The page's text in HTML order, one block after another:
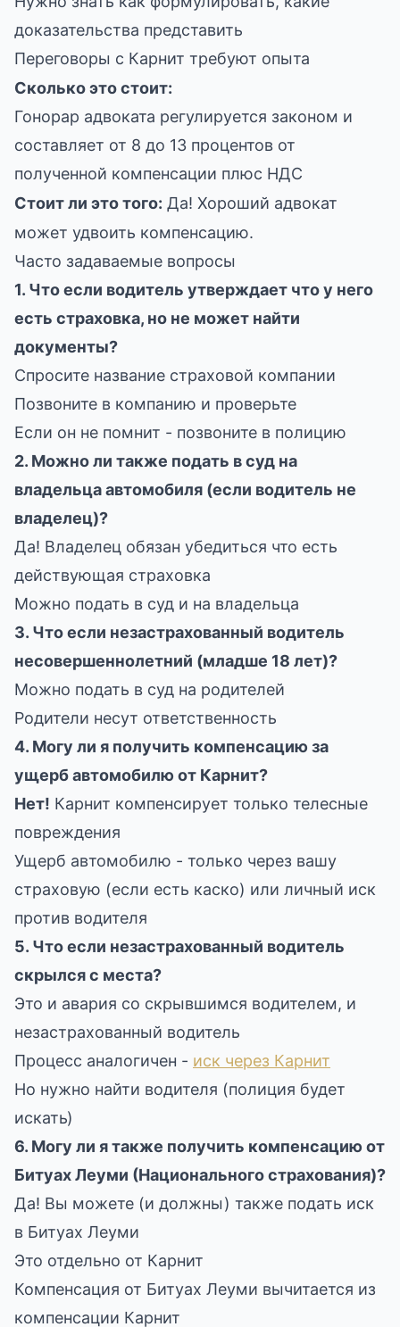
доказательства представить
Переговоры с Карнит требуют опыта
Сколько это стоит:
Гонорар адвоката регулируется законом и
составляет от 8 до 13 процентов от
полученной компенсации плюс НДС
Стоит ли это того: Да! Хороший адвокат
может удвоить компенсацию.
Часто задаваемые вопросы
1. Что если водитель утверждает что у него
есть страховка, но не может найти
документы?
Спросите название страховой компании
Позвоните в компанию и проверьте
Если он не помнит - позвоните в полицию
2. Можно ли также подать в суд на
владельца автомобиля (если водитель не
владелец)?
Да! Владелец обязан убедиться что есть
действующая страховка
Можно подать в суд и на владельца
3. Что если незастрахованный водитель
несовершеннолетний (младше 18 лет)?
Можно подать в суд на родителей
Родители несут ответственность
4. Могу ли я получить компенсацию за
ущерб автомобилю от Карнит?
Нет! Карнит компенсирует только телесные
повреждения
Ущерб автомобилю - только через вашу
страховую (если есть каско) или личный иск
против водителя
5. Что если незастрахованный водитель
скрылся с места?
Это и авария со скрывшимся водителем, и
незастрахованный водитель
Процесс аналогичен - иск через Карнит
Но нужно найти водителя (полиция будет
искать)
6. Могу ли я также получить компенсацию от
Битуах Леуми (Национального страхования)?
Да! Вы можете (и должны) также подать иск
в Битуах Леуми
Это отдельно от Карнит
Компенсация от Битуах Леуми вычитается из
компенсации Карнит